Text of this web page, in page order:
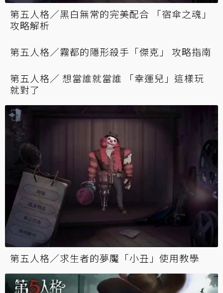
第五人格／黑白無常的完美配合 「宿傘之魂」
攻略解析
第五人格／霧都的隱形殺手「傑克」 攻略指南